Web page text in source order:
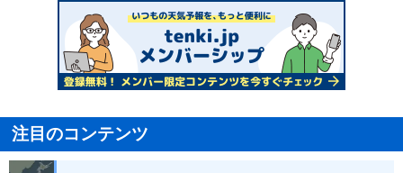
注目のコンテンツ